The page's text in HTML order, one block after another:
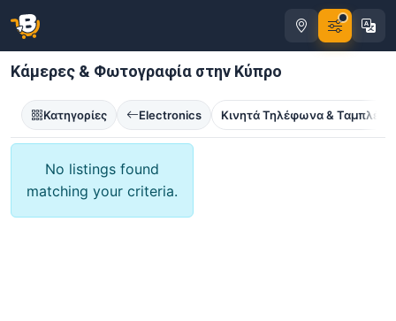
Κάμερες & Φωτογραφία στην Κύπρο
Κατηγορίες Electronics Κινητά Τηλέφωνα &
No listings found
matching your criteria.